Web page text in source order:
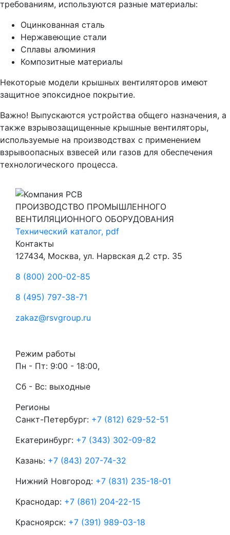
требованиям, используются разные материалы:
Оцинкованная сталь
Нержавеющие стали
Сплавы алюминия
Композитные материалы
Некоторые модели крышных вентиляторов имеют
защитное эпоксидное покрытие.
Важно! Выпускаются устройства общего назначения, а
также взрывозащищенные крышные вентиляторы,
используемые на производствах с применением
взрывоопасных взвесей или газов для обеспечения
технологического процесса.
ПРОИЗВОДСТВО ПРОМЫШЛЕННОГО
ВЕНТИЛЯЦИОННОГО ОБОРУДОВАНИЯ
Технический каталог, pdf
Контакты
127434, Москва, ул. Нарвская д.2 стр. 35
8 (800) 200-02-85
8 (495) 797-38-71
zakaz@rsvgroup.ru
Режим работы
Пн - Пт: 9:00 - 18:00,
Сб - Вс: выходные
Регионы
Санкт-Петербург: +7 (812) 629-52-51
Екатеринбург: +7 (343) 302-09-82
Казань: +7 (843) 207-74-32
Нижний Новгород: +7 (831) 235-18-01
Краснодар: +7 (861) 204-22-15
Красноярск: +7 (391) 989-03-18